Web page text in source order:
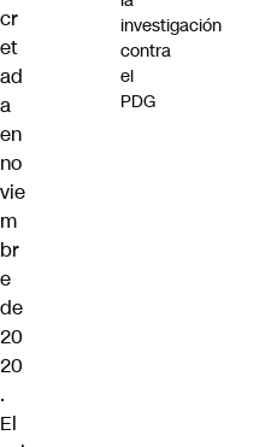
cr
et
ad
a
en
no
vie
m
br
e
de
20
20
.
El
investigación
contra
el
PDG